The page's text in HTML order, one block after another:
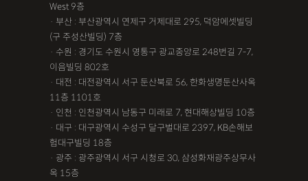
West 9층
· 부산 : 부산광역시 연제구 거제대로 295, 덕암에셋빌딩
(구 주성산빌딩) 7층
· 수원 : 경기도 수원시 영통구 광교중앙로 248번길 7-7,
이음빌딩 802호
· 대전 : 대전광역시 서구 둔산북로 56, 한화생명둔산사옥
11층 1101호
· 인천 : 인천광역시 남동구 미래로 7, 현대해상빌딩 10층
· 대구 : 대구광역시 수성구 달구벌대로 2397, KB손해보
험대구빌딩 18층
· 광주 : 광주광역시 서구 시청로 30, 삼성화재광주상무사
옥 15층